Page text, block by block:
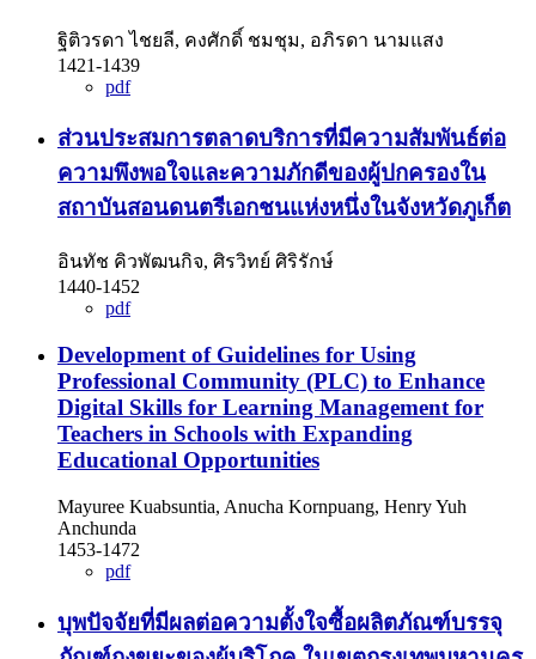
ฐิติวรดา ไชยลี, คงศักดิ์ ชมชุม, อภิรดา นามแสง
1421-1439
pdf
ส่วนประสมการตลาดบริการที่มีความสัมพันธ์ต่อ
ความพึงพอใจและความภักดีของผู้ปกครองใน
สถาบันสอนดนตรีเอกชนแห่งหนึ่งในจังหวัดภูเก็ต
อินทัช คิวพัฒนกิจ, ศิรวิทย์ ศิริรักษ์
1440-1452
pdf
Development of Guidelines for Using
Professional Community (PLC) to Enhance
Digital Skills for Learning Management for
Teachers in Schools with Expanding
Educational Opportunities
Mayuree Kuabsuntia, Anucha Kornpuang, Henry Yuh
Anchunda
1453-1472
pdf
บุพปัจจัยที่มีผลต่อความตั้งใจซื้อผลิตภัณฑ์บรรจุ